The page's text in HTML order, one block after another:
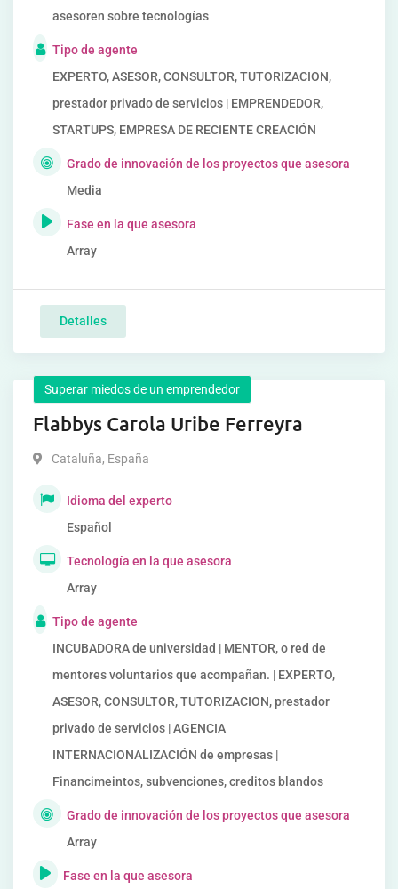
asesoren sobre tecnologías
Tipo de agente
EXPERTO, ASESOR, CONSULTOR, TUTORIZACION,
prestador privado de servicios | EMPRENDEDOR,
STARTUPS, EMPRESA DE RECIENTE CREACIÓN
Grado de innovación de los proyectos que asesora
Media
Fase en la que asesora
Array
Detalles
Superar miedos de un emprendedor
Flabbys Carola Uribe Ferreyra
Cataluña, España
Idioma del experto
Español
Tecnología en la que asesora
Array
Tipo de agente
INCUBADORA de universidad | MENTOR, o red de
mentores voluntarios que acompañan. | EXPERTO,
ASESOR, CONSULTOR, TUTORIZACION, prestador
privado de servicios | AGENCIA
INTERNACIONALIZACIÓN de empresas |
Financimeintos, subvenciones, creditos blandos
Grado de innovación de los proyectos que asesora
Array
Fase en la que asesora